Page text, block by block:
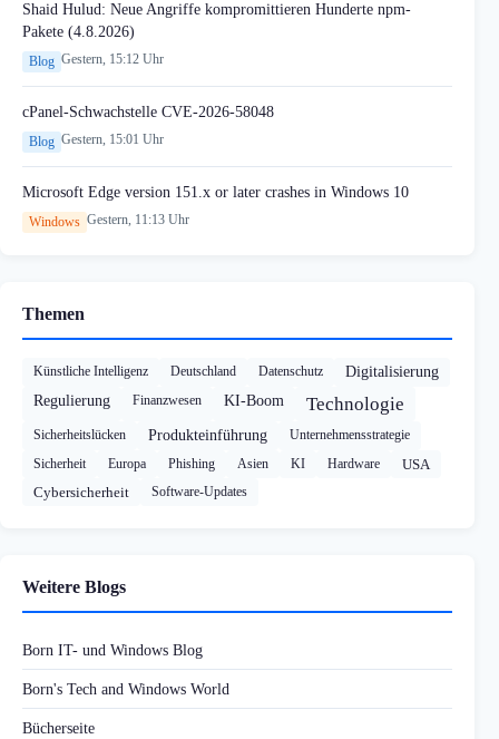
Shaid Hulud: Neue Angriffe kompromittieren Hunderte npm-
Pakete (4.8.2026)
Blog Gestern, 15:12 Uhr
cPanel-Schwachstelle CVE-2026-58048
Blog Gestern, 15:01 Uhr
Microsoft Edge version 151.x or later crashes in Windows 10
Windows Gestern, 11:13 Uhr
Themen
Künstliche Intelligenz Deutschland Datenschutz
Digitalisierung
Regulierung
Finanzwesen KI-Boom Technologie
Sicherheitslücken Produkteinführung
Unternehmensstrategie
Sicherheit
Europa Phishing Asien KI Hardware
USA
Cybersicherheit
Software-Updates
Weitere Blogs
Born IT- und Windows Blog
Born's Tech and Windows World
Bücherseite